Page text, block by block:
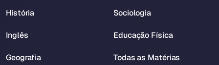
História
Inglês
Geografia
Sociologia
Educação Física
Todas as Matérias